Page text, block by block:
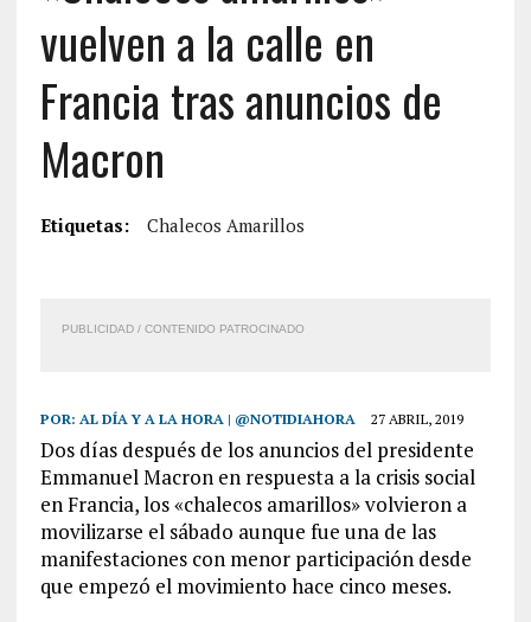
vuelven a la calle en
Francia tras anuncios de
Macron
Etiquetas: Chalecos Amarillos
PUBLICIDAD / CONTENIDO PATROCINADO
POR: AL DÍA Y A LA HORA | @NOTIDIAHORA 27 ABRIL, 2019
Dos días después de los anuncios del presidente
Emmanuel Macron en respuesta a la crisis social
en Francia, los «chalecos amarillos» volvieron a
movilizarse el sábado aunque fue una de las
manifestaciones con menor participación desde
que empezó el movimiento hace cinco meses.